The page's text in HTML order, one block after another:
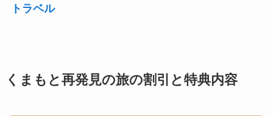
トラベル
くまもと再発見の旅の割引と特典内容